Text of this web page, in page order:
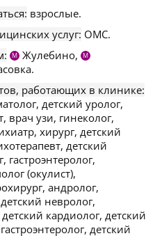
взрослые.
услуг: ОМС.
М Жулебино, М
работающих в клинике:
детский уролог,
врач узи, гинеколог,
хирург, детский
детский
гастроэнтеролог,
(окулист),
андролог,
невролог,
кардиолог, детский
детский